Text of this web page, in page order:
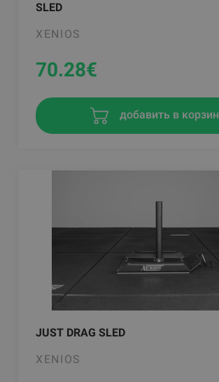
SLED
XENIOS
70.28€
добавить в
JUST DRAG SLED
XENIOS